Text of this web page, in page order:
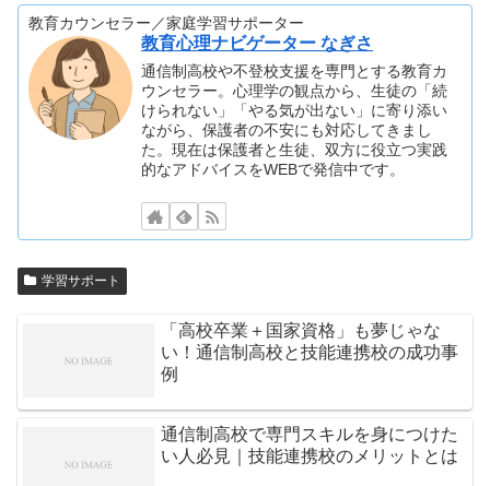
教育カウンセラー／家庭学習サポーター
教育心理ナビゲーター なぎさ
通信制高校や不登校支援を専門とする教育カ
ウンセラー。心理学の観点から、生徒の「続
けられない」「やる気が出ない」に寄り添い
ながら、保護者の不安にも対応してきまし
た。現在は保護者と生徒、双方に役立つ実践
的なアドバイスをWEBで発信中です。
学習サポート
「高校卒業＋国家資格」も夢じゃな
い！通信制高校と技能連携校の成功事
例
通信制高校で専門スキルを身につけた
い人必見｜技能連携校のメリットとは